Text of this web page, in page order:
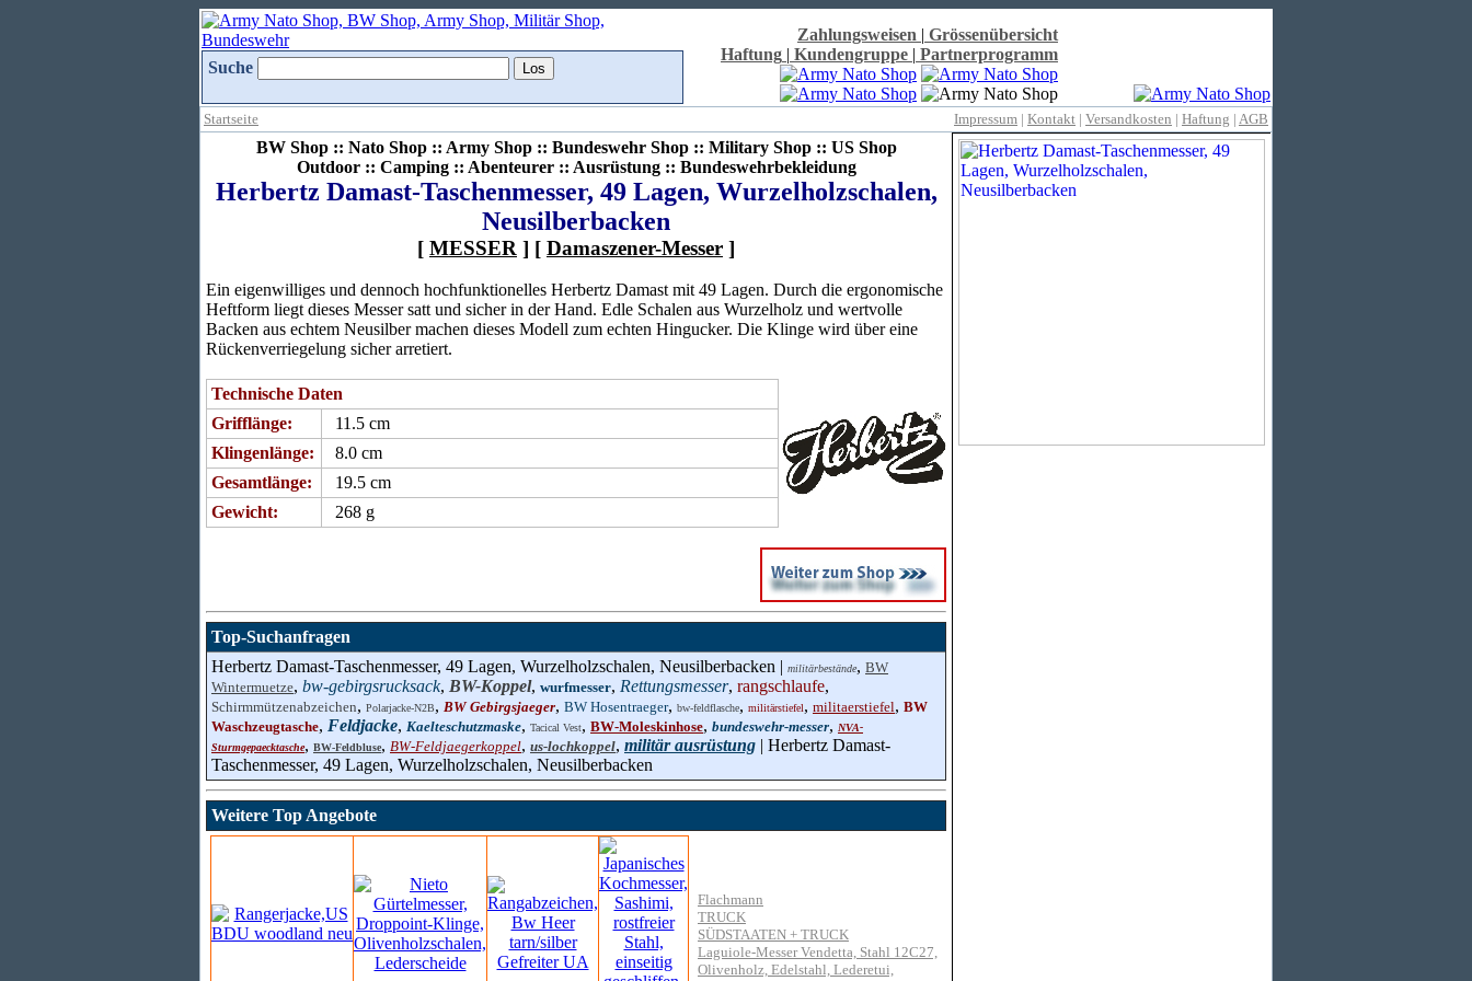
Suche
Zahlungsweisen | Grössenübersicht
Haftung | Kundengruppe | Partnerprogramm
Startseite Impressum | Kontakt | Versandkosten | Haftung | AGB
BW Shop :: Nato Shop :: Army Shop :: Bundeswehr Shop :: Military Shop :: US Shop
Outdoor :: Camping :: Abenteurer :: Ausrüstung :: Bundeswehrbekleidung
Herbertz Damast-Taschenmesser, 49 Lagen, Wurzelholzschalen,
Neusilberbacken
[ MESSER ] [ Damaszener-Messer ]
Ein eigenwilliges und dennoch hochfunktionelles Herbertz Damast mit 49 Lagen. Durch die ergonomische
Heftform liegt dieses Messer satt und sicher in der Hand. Edle Schalen aus Wurzelholz und wertvolle
Backen aus echtem Neusilber machen dieses Modell zum echten Hingucker. Die Klinge wird über eine
Rückenverriegelung sicher arretiert.
Technische Daten
Grifflänge:
11.5 cm
Klingenlänge:
8.0 cm
Gesamtlänge:
19.5 cm
Gewicht:
268 g
Top-Suchanfragen
Herbertz Damast-Taschenmesser, 49 Lagen, Wurzelholzschalen, Neusilberbacken | militärbestände, BW
Wintermuetze, bw-gebirgsrucksack, BW-Koppel, wurfmesser, Rettungsmesser, rangschlaufe,
Schirmmützenabzeichen, Polarjacke-N2B, BW Gebirgsjaeger, BW Hosentraeger, bw-feldflasche, militärstiefel, militaerstiefel, BW
Waschzeugtasche, Feldjacke, Kaelteschutzmaske, Tacical Vest, BW-Moleskinhose, bundeswehr-messer, NVA-
Sturmgepaecktasche, BW-Feldbluse, BW-Feldjaegerkoppel, us-lochkoppel, militär ausrüstung | Herbertz Damast-
Taschenmesser, 49 Lagen, Wurzelholzschalen, Neusilberbacken
Weitere Top Angebote
Flachmann
TRUCK
SÜDSTAATEN + TRUCK
Laguiole-Messer Vendetta, Stahl 12C27,
Olivenholz, Edelstahl, Lederetui,